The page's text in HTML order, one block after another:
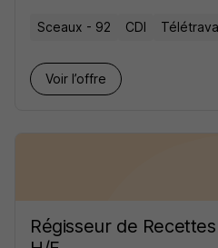
Sceaux - 92 CDI
Voir l’offre
Régisseur de